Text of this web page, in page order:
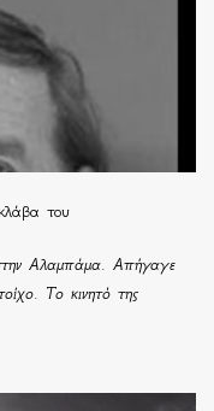
του
Αλαμπάμα. Απήγαγε
Το κινητό της